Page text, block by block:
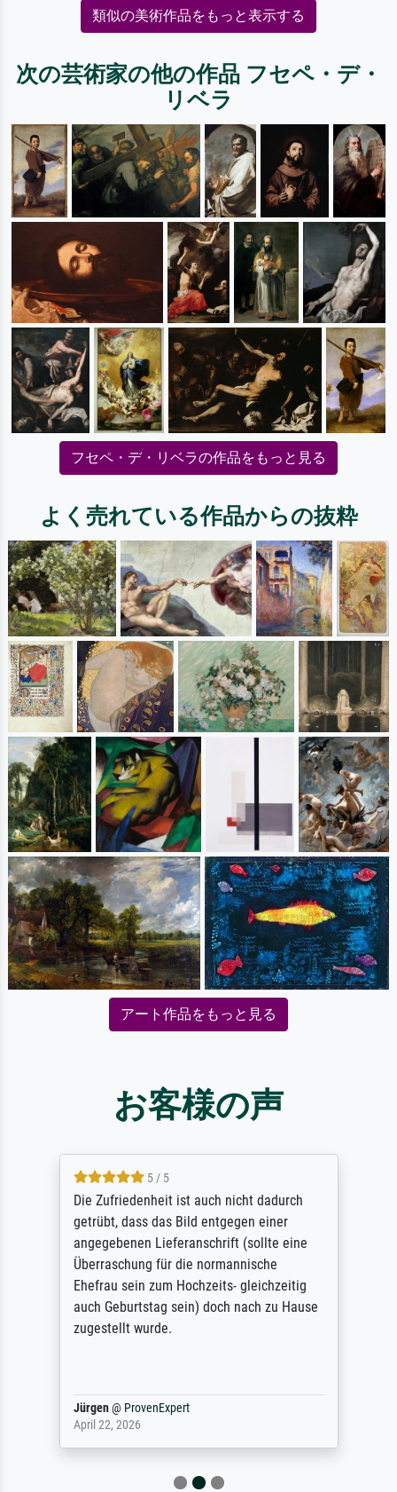
類似の美術作品をもっと表示する
次の芸術家の他の作品 フセペ・デ・
リベラ
フセペ・デ・リベラの作品をもっと見る
よく売れている作品からの抜粋
アート作品をもっと見る
お客様の声
5 / 5
Die Zufriedenheit ist auch nicht dadurch
getrübt, dass das Bild entgegen einer
angegebenen Lieferanschrift (sollte eine
Überraschung für die normannische
Ehefrau sein zum Hochzeits- gleichzeitig
auch Geburtstag sein) doch nach zu Hause
zugestellt wurde.
Jürgen@ ProvenExpert
April 22, 2026